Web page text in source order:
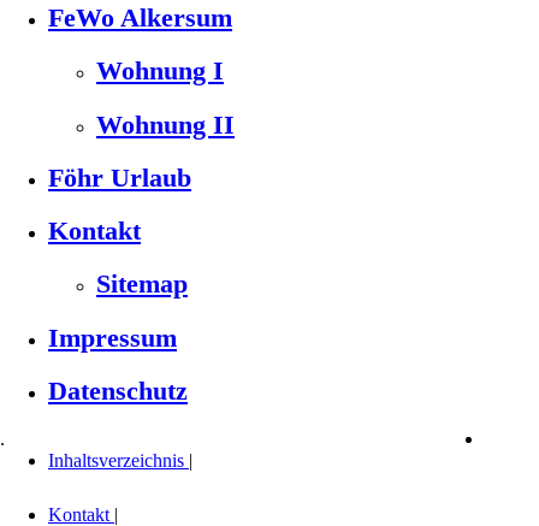
FeWo Alkersum
Wohnung I
Wohnung II
Föhr Urlaub
Kontakt
Sitemap
Impressum
Datenschutz
.
Inhaltsverzeichnis |
Kontakt |